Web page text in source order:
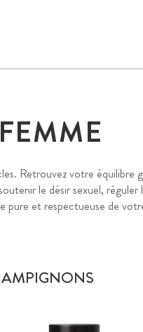
Retrouvez votre équilibre
le désir sexuel,
pure et respectueuse de